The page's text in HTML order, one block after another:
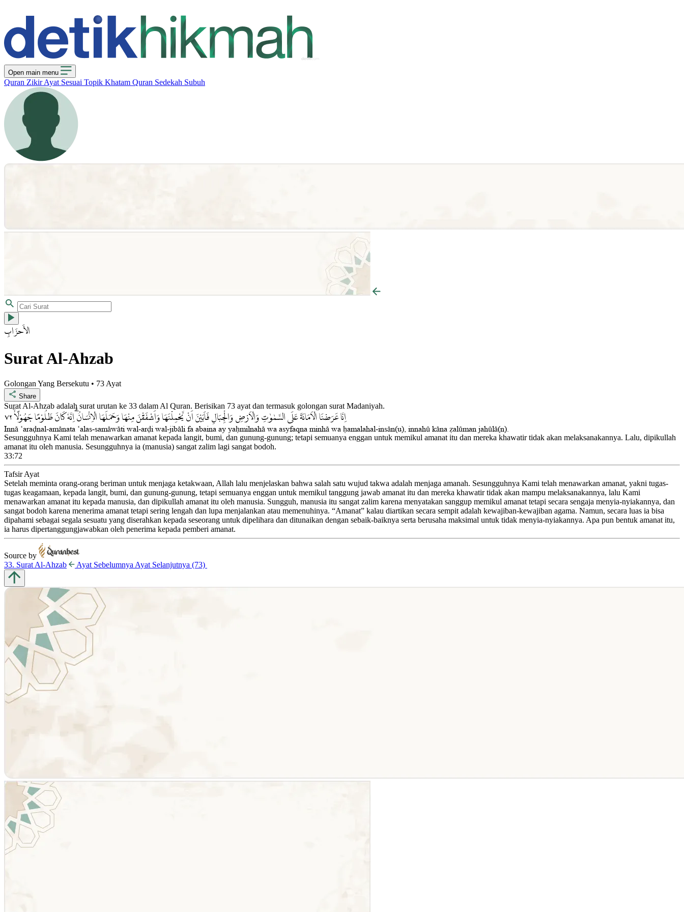
Open main menu
Quran ZikirAyat Sesuai Topik Khatam Quran Sedekah Subuh
الأَحۡزَابِ
Surat Al-Ahzab
Golongan Yang Bersekutu • 73 Ayat
Share
Surat Al-Ahzab adalah surat urutan ke 33 dalam Al Quran. Berisikan 73 ayat dan termasuk golongan surat Madaniyah.
اِنَّا عَرَضْنَا الْاَمَانَةَ عَلَى السَّمٰوٰتِ وَالْاَرْضِ وَالْجِبَالِ فَاَبَيْنَ اَنْ يَّحْمِلْنَهَا وَاَشْفَقْنَ مِنْهَا وَحَمَلَهَا الْاِنْسَانُۗ اِنَّهٗ كَانَ ظَلُوْمًا جَهُوْلًاۙ٧٢
Inn± ‘ara«nal-am±nata ‘alas-sam±w±ti wal-ar«i wal-jib±li fa abaina ay ya¥milnah± wa asyfaqna minh± wa ¥amalahal-ins±n(u), innahµ k±na §alµman jahµl±(n).
Sesungguhnya Kami telah menawarkan amanat kepada langit, bumi, dan gunung-gunung; tetapi semuanya enggan untuk memikul amanat itu dan mereka khawatir tidak akan melaksanakannya. Lalu, dipikullah
amanat itu oleh manusia. Sesungguhnya ia (manusia) sangat zalim lagi sangat bodoh.
33:72
Tafsir Ayat
Setelah meminta orang-orang beriman untuk menjaga ketakwaan, Allah lalu menjelaskan bahwa salah satu wujud takwa adalah menjaga amanah. Sesungguhnya Kami telah menawarkan amanat, yakni tugas-
tugas keagamaan, kepada langit, bumi, dan gunung-gunung, tetapi semuanya enggan untuk memikul tanggung jawab amanat itu dan mereka khawatir tidak akan mampu melaksanakannya, lalu Kami
menawarkan amanat itu kepada manusia, dan dipikullah amanat itu oleh manusia. Sungguh, manusia itu sangat zalim karena menyatakan sanggup memikul amanat tetapi secara sengaja menyia-nyiakannya, dan
sangat bodoh karena menerima amanat tetapi sering lengah dan lupa menjalankan atau memenuhinya. “Amanat” kalau diartikan secara sempit adalah kewajiban-kewajiban agama. Namun, secara luas ia bisa
dipahami sebagai segala sesuatu yang diserahkan kepada seseorang untuk dipelihara dan ditunaikan dengan sebaik-baiknya serta berusaha maksimal untuk tidak menyia-nyiakannya. Apa pun bentuk amanat itu,
ia harus dipertanggungjawabkan oleh penerima kepada pemberi amanat.
Source by
33. Surat Al-Ahzab
Ayat Sebelumnya Ayat Selanjutnya (73)